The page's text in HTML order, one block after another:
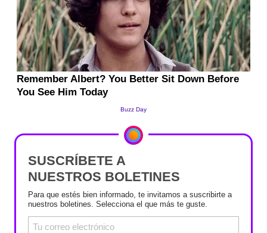
SUSCRÍBETE A
NUESTROS BOLETINES
Para que estés bien informado, te invitamos a suscribirte a
nuestros boletines. Selecciona el que más te guste.